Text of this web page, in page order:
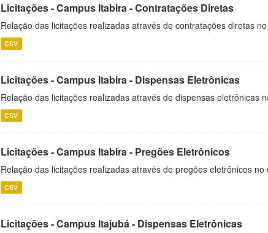
Licitações - Campus Itabira - Contratações Diretas
Relação das licitações realizadas através de contratações diretas
CSV
Licitações - Campus Itabira - Dispensas Eletrônicas
Relação das licitações realizadas através de dispensas eletrônicas
CSV
Licitações - Campus Itabira - Pregões Eletrônicos
Relação das licitações realizadas através de pregões eletrônicos
CSV
Licitações - Campus Itajubá - Dispensas Eletrônicas